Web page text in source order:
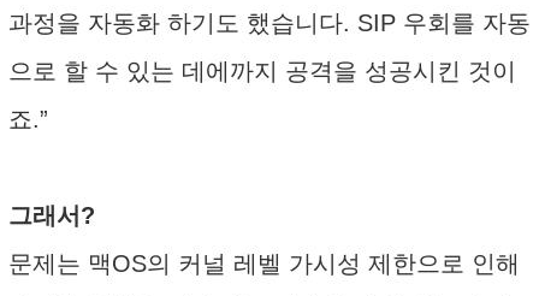
과정을 자동화 하기도 했습니다. SIP 우회를 자동
으로 할 수 있는 데에까지 공격을 성공시킨 것이
죠.”
그래서?
문제는 맥OS의 커널 레벨 가시성 제한으로 인해